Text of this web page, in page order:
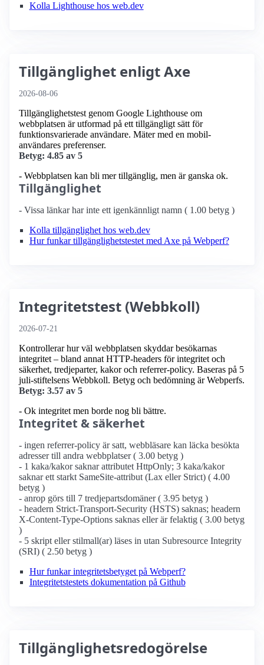
Kolla Lighthouse hos web.dev
Tillgänglighet enligt Axe
2026-08-06
Tillgänglighetstest genom Google Lighthouse om
webbplatsen är utformad på ett tillgängligt sätt för
funktionsvarierade användare. Mäter med en mobil­
användares preferenser.
Betyg: 4.85 av 5
- Webbplatsen kan bli mer tillgänglig, men är ganska ok.
Tillgänglighet
- Vissa länkar har inte ett igenkännligt namn ( 1.00 betyg )
Kolla tillgänglighet hos web.dev
Hur funkar tillgänglighetstestet med Axe på Webperf?
Integritetstest (Webbkoll)
2026-07-21
Kontrollerar hur väl webbplatsen skyddar besökarnas
integritet – bland annat HTTP-headers för integritet och
säkerhet, tredjeparter, kakor och referrer-policy. Baseras på 5
juli-stiftelsens Webbkoll. Betyg och bedömning är Webperfs.
Betyg: 3.57 av 5
- Ok integritet men borde nog bli bättre.
Integritet & säkerhet
- ingen referrer-policy är satt, webbläsare kan läcka besökta
adresser till andra webbplatser ( 3.00 betyg )
- 1 kaka/kakor saknar attributet HttpOnly; 3 kaka/kakor
saknar ett starkt SameSite-attribut (Lax eller Strict) ( 4.00
betyg )
- anrop görs till 7 tredjepartsdomäner ( 3.95 betyg )
- headern Strict-Transport-Security (HSTS) saknas; headern
X-Content-Type-Options saknas eller är felaktig ( 3.00 betyg
)
- 5 skript eller stilmall(ar) läses in utan Subresource Integrity
(SRI) ( 2.50 betyg )
Hur funkar integritetsbetyget på Webperf?
Integritetstestets dokumentation på Github
Tillgänglighetsredogörelse